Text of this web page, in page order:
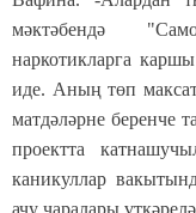
мәктәбендә
наркотикларга
иде. Аның төп
матдәләрне беренче
проектта
каникуллар